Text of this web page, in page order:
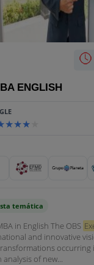
ENGLISH
temática
in English The OBS
and innovative
of new...